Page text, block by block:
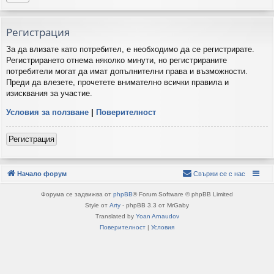
Регистрация
За да влизате като потребител, е необходимо да се регистрирате.
Регистрирането отнема няколко минути, но регистрираните
потребители могат да имат допълнителни права и възможности.
Преди да влезете, прочетете внимателно всички правила и
изисквания за участие.
Условия за ползване Поверителност
Регистрация
Начало форум Свържи се с нас
Форума се задвижва от phpBB® Forum Software © phpBB Limited
Style от Arty - phpBB 3.3 от MrGaby
Translated by Yoan Arnaudov
Поверителност
Условия